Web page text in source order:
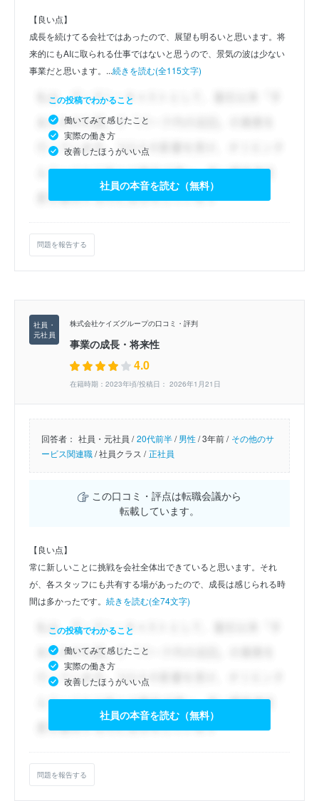
【良い点】
成長を続けてる会社ではあったので、展望も明るいと思います。将
来的にもAIに取られる仕事ではないと思うので、景気の波は少ない
事業だと思います。...続きを読む(全115文字)
この投稿でわかること
働いてみて感じたこと
実際の働き方
改善したほうがいい点
社員の本音を読む（無料）
問題を報告する
株式会社ケイズグループの口コミ・評判
事業の成長・将来性
4.0
在籍時期：2023年頃/投稿日： 2026年1月21日
回答者： 社員・元社員 / 20代前半/男性/3年前 / その他のサ
ービス関連職/社員クラス / 正社員
この口コミ・評点は転職会議から
転載しています。
【良い点】
常に新しいことに挑戦を会社全体出できていると思います。それ
が、各スタッフにも共有する場があったので、成長は感じられる時
間は多かったです。 続きを読む(全74文字)
この投稿でわかること
働いてみて感じたこと
実際の働き方
改善したほうがいい点
社員の本音を読む（無料）
問題を報告する